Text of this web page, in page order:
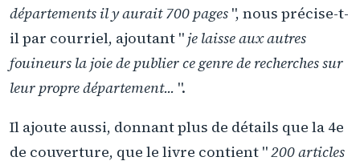
départements il y aurait 700 pages ", nous précise-t-
il par courriel, ajoutant " je laisse aux autres
fouineurs la joie de publier ce genre de recherches sur
leur propre département... ".
Il ajoute aussi, donnant plus de détails que la 4e
de couverture, que le livre contient "200 articles